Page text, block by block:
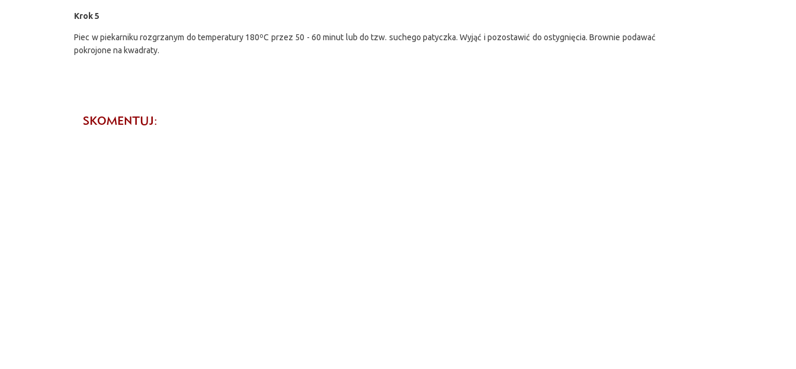
Krok 5
Piec w piekarniku rozgrzanym do temperatury 180ºC przez 50 - 60 minut lub do tzw. suchego patyczka. Wyjąć i pozostawić do ostygnięcia. Brownie podawać
pokrojone na kwadraty.
SKOMENTUJ: